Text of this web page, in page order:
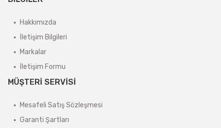
Hakkımızda
İletişim Bilgileri
Markalar
İletişim Formu
MÜŞTERİ SERVİSİ
Mesafeli Satış Sözleşmesi
Garanti Şartları